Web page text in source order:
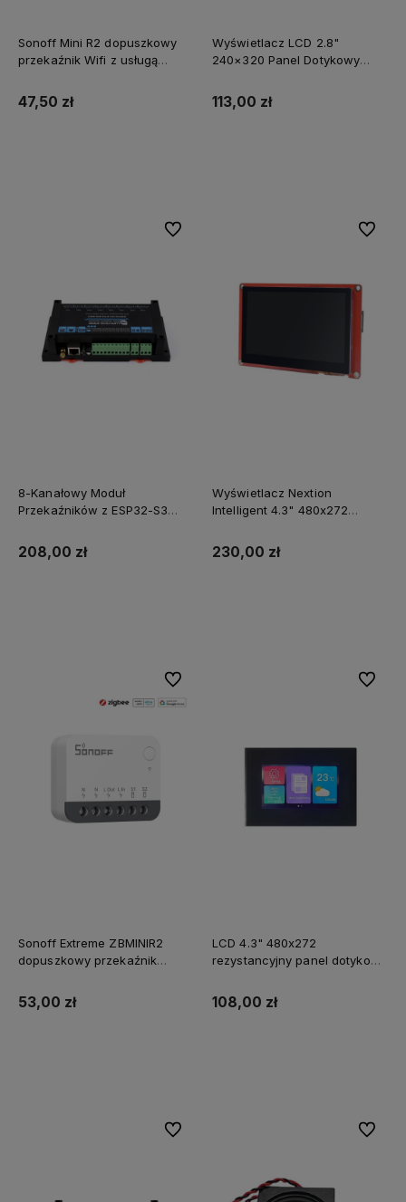
Sonoff Mini R2 dopuszkowy
przekaźnik Wifi z usługą
SUPLA
47,50 zł
Wyświetlacz LCD 2.8"
240×320 Panel Dotykowy
113,00 zł
8-Kanałowy Moduł
Przekaźników z ESP32-S3
208,00 zł
Do ulubionych
Wyświetlacz Nextion
Intelligent 4.3" 480x272
pojemnościowy panel
dotykowy
230,00 zł
Do
Sonoff Extreme ZBMINIR2
dopuszkowy przekaźnik
router Zigbee
53,00 zł
Do ulubionych
LCD 4.3" 480x272
rezystancyjny panel dotykowy
108,00 zł
Do
Do ulubionych Do